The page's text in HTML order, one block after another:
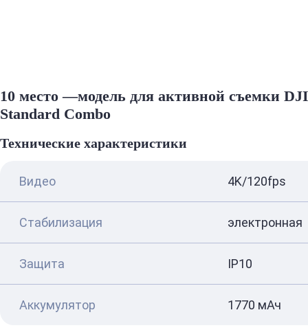
10 место —модель для активной съемки
Standard Combo
Технические характеристики
Видео 4K/120fps
Стабилизация электронная
Защита IP10
Аккумулятор 1770 мАч